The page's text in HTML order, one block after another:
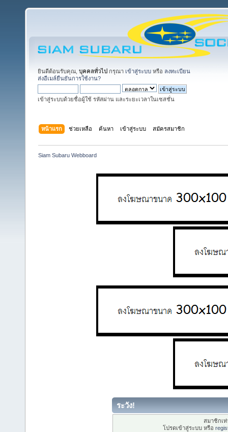
ยินดีต้อนรับคุณ, บุคคลทั่วไป กรุณา เข้าสู่ระบบ หรือ ลงทะเบียน
ส่งอีเมล์ยืนยันการใช้งาน?
เข้าสู่ระบบด้วยชื่อผู้ใช้ รหัสผ่าน และระยะเวลาในเซสชั่น
หน้าแรก ช่วยเหลือ ค้นหา เข้าสู่ระบบ สมัครสมาชิก
Siam Subaru Webboard
ระวัง!
สมาชิกเ
โปรดเข้าสู่ระบบ หรือ